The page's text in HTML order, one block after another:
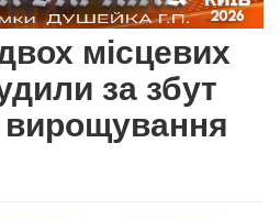
місцевих
за збут
вирощування